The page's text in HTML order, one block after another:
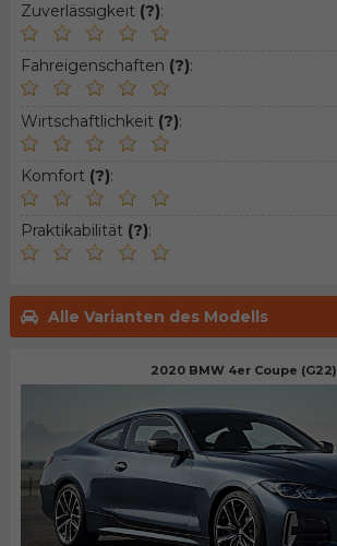
Zuverlässigkeit (?):
Fahreigenschaften (?):
Wirtschaftlichkeit (?):
Komfort (?):
Praktikabilität (?):
Alle Varianten des Modells
2020 BMW 4er Coupe (G22)